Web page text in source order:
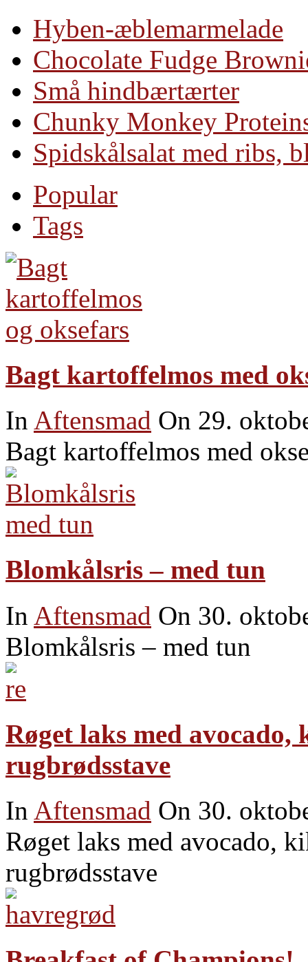
Hyben-æblemarmelade
Chocolate Fudge
Små hindbærtærter
Chunky Monkey
Spidskålsalat med ribs,
Popular
Tags
Bagt kartoffelmos med
In Aftensmad On 29.
Bagt kartoffelmos med
Blomkålsris – med tun
In Aftensmad On 30.
Blomkålsris – med tun
Røget laks med
rugbrødsstave
In Aftensmad On 30.
Røget laks med avocado,
rugbrødsstave